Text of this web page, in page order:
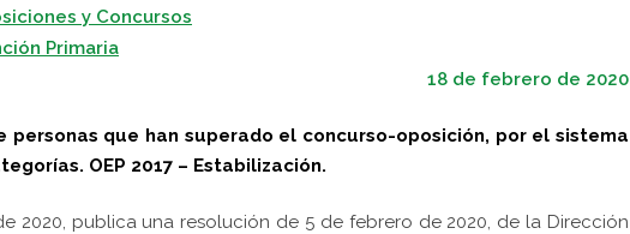
y Concursos
Primaria
18 de febrero de 2020
personas que han superado el concurso-oposición, por el sistema
OEP 2017 – Estabilización.
2020, publica una resolución de 5 de febrero de 2020, de la Dirección